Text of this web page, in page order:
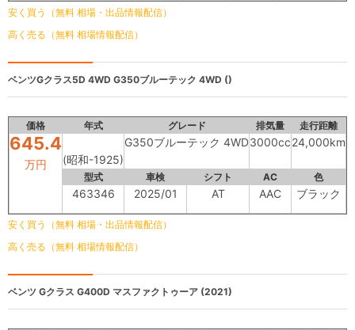
安く買う（無料 相場・出品情報配信）
高く売る（無料 相場情報配信）
ベンツGクラス5D 4WD G350ブルーテック 4WD ()
価格 年式 グレード 排気量 走行距離
645.4
万円 (昭和-1925)
G350ブルーテック 4WD3000cc24,000km
型式 車検 シフト AC 色
463346 2025/01 AT AAC ブラック
安く買う（無料 相場・出品情報配信）
高く売る（無料 相場情報配信）
ベンツ Gクラス G400D マスファクトゥーア (2021)